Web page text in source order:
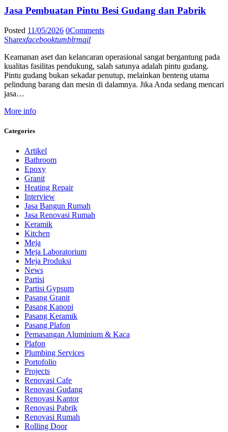
Jasa Pembuatan Pintu Besi Gudang dan Pabrik
Posted 11/05/2026 0Comments
Sharexfacebooktumblrmail
Keamanan aset dan kelancaran operasional sangat bergantung pada
kualitas fasilitas pendukung, salah satunya adalah pintu gudang.
Pintu gudang bukan sekadar penutup, melainkan benteng utama
pelindung barang dan mesin di dalamnya. Jika Anda sedang mencari
jasa…
More info
Categories
Artikel
Bathroom
Epoxy
Granit
Heating Repair
Interview
Jasa Bangun Rumah
Jasa Renovasi Rumah
Keramik
Kitchen
Meja
Meja Laboratorium
Meja Produksi
News
Partisi
Partisi Gypsum
Pasang Granit
Pasang Kanopi
Pasang Keramik
Pasang Plafon
Pemasangan Aluminium & Kaca
Plafon
Plumbing Services
Portofolio
Projects
Renovasi Cafe
Renovasi Gudang
Renovasi Kantor
Renovasi Pabrik
Renovasi Rumah
Rolling Door